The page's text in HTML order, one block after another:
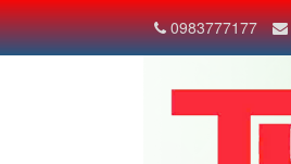
Cam kết 100% chính hãng
Hoàn tiền 111% nếu hàng giả
Giao tận tay khách hàng
Mở hộp kiểm tra nhận hàng
0983777177